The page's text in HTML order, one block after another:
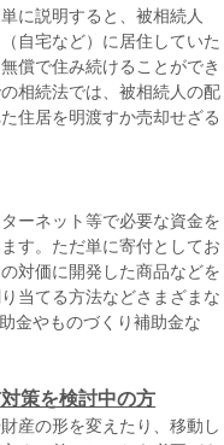
に説明すると、被相続人
自宅など）に居住していた
償で住み続けることができ
相続法では、被相続人の配
住居を明渡すか売却せざる
ーネット等で必要な資金を
す。ただ単に寄付としてお
対価に開発した商品などを
当てる方法などさまざまな
金やものづくり補助金な
策を検討中の方
産の形を変えたり、移動し